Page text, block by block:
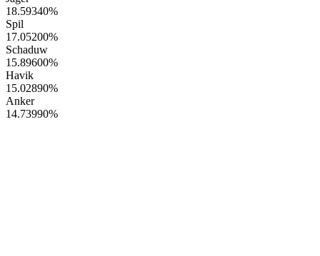
18.59340%
Spil
17.05200%
Schaduw
15.89600%
Havik
15.02890%
Anker
14.73990%